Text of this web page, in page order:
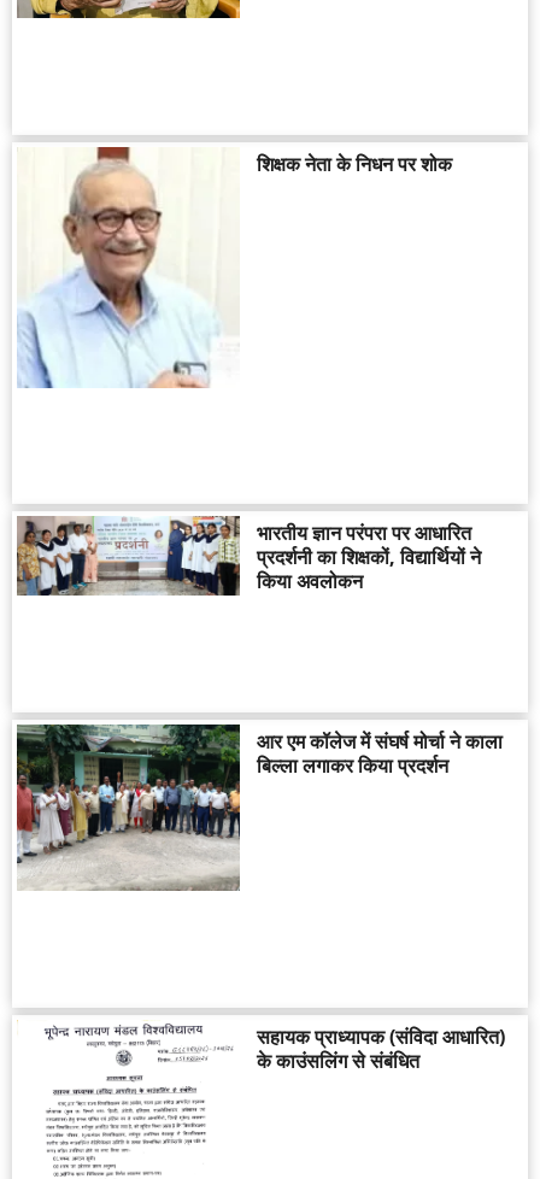
शिक्षक नेता के निधन पर शोक
भारतीय ज्ञान परंपरा पर आधारित
प्रदर्शनी का शिक्षकों, विद्यार्थियों ने
किया अवलोकन
आर एम कॉलेज में संघर्ष मोर्चा ने काला
बिल्ला लगाकर किया प्रदर्शन
सहायक प्राध्यापक (संविदा आधारित)
के काउंसलिंग से संबंधित